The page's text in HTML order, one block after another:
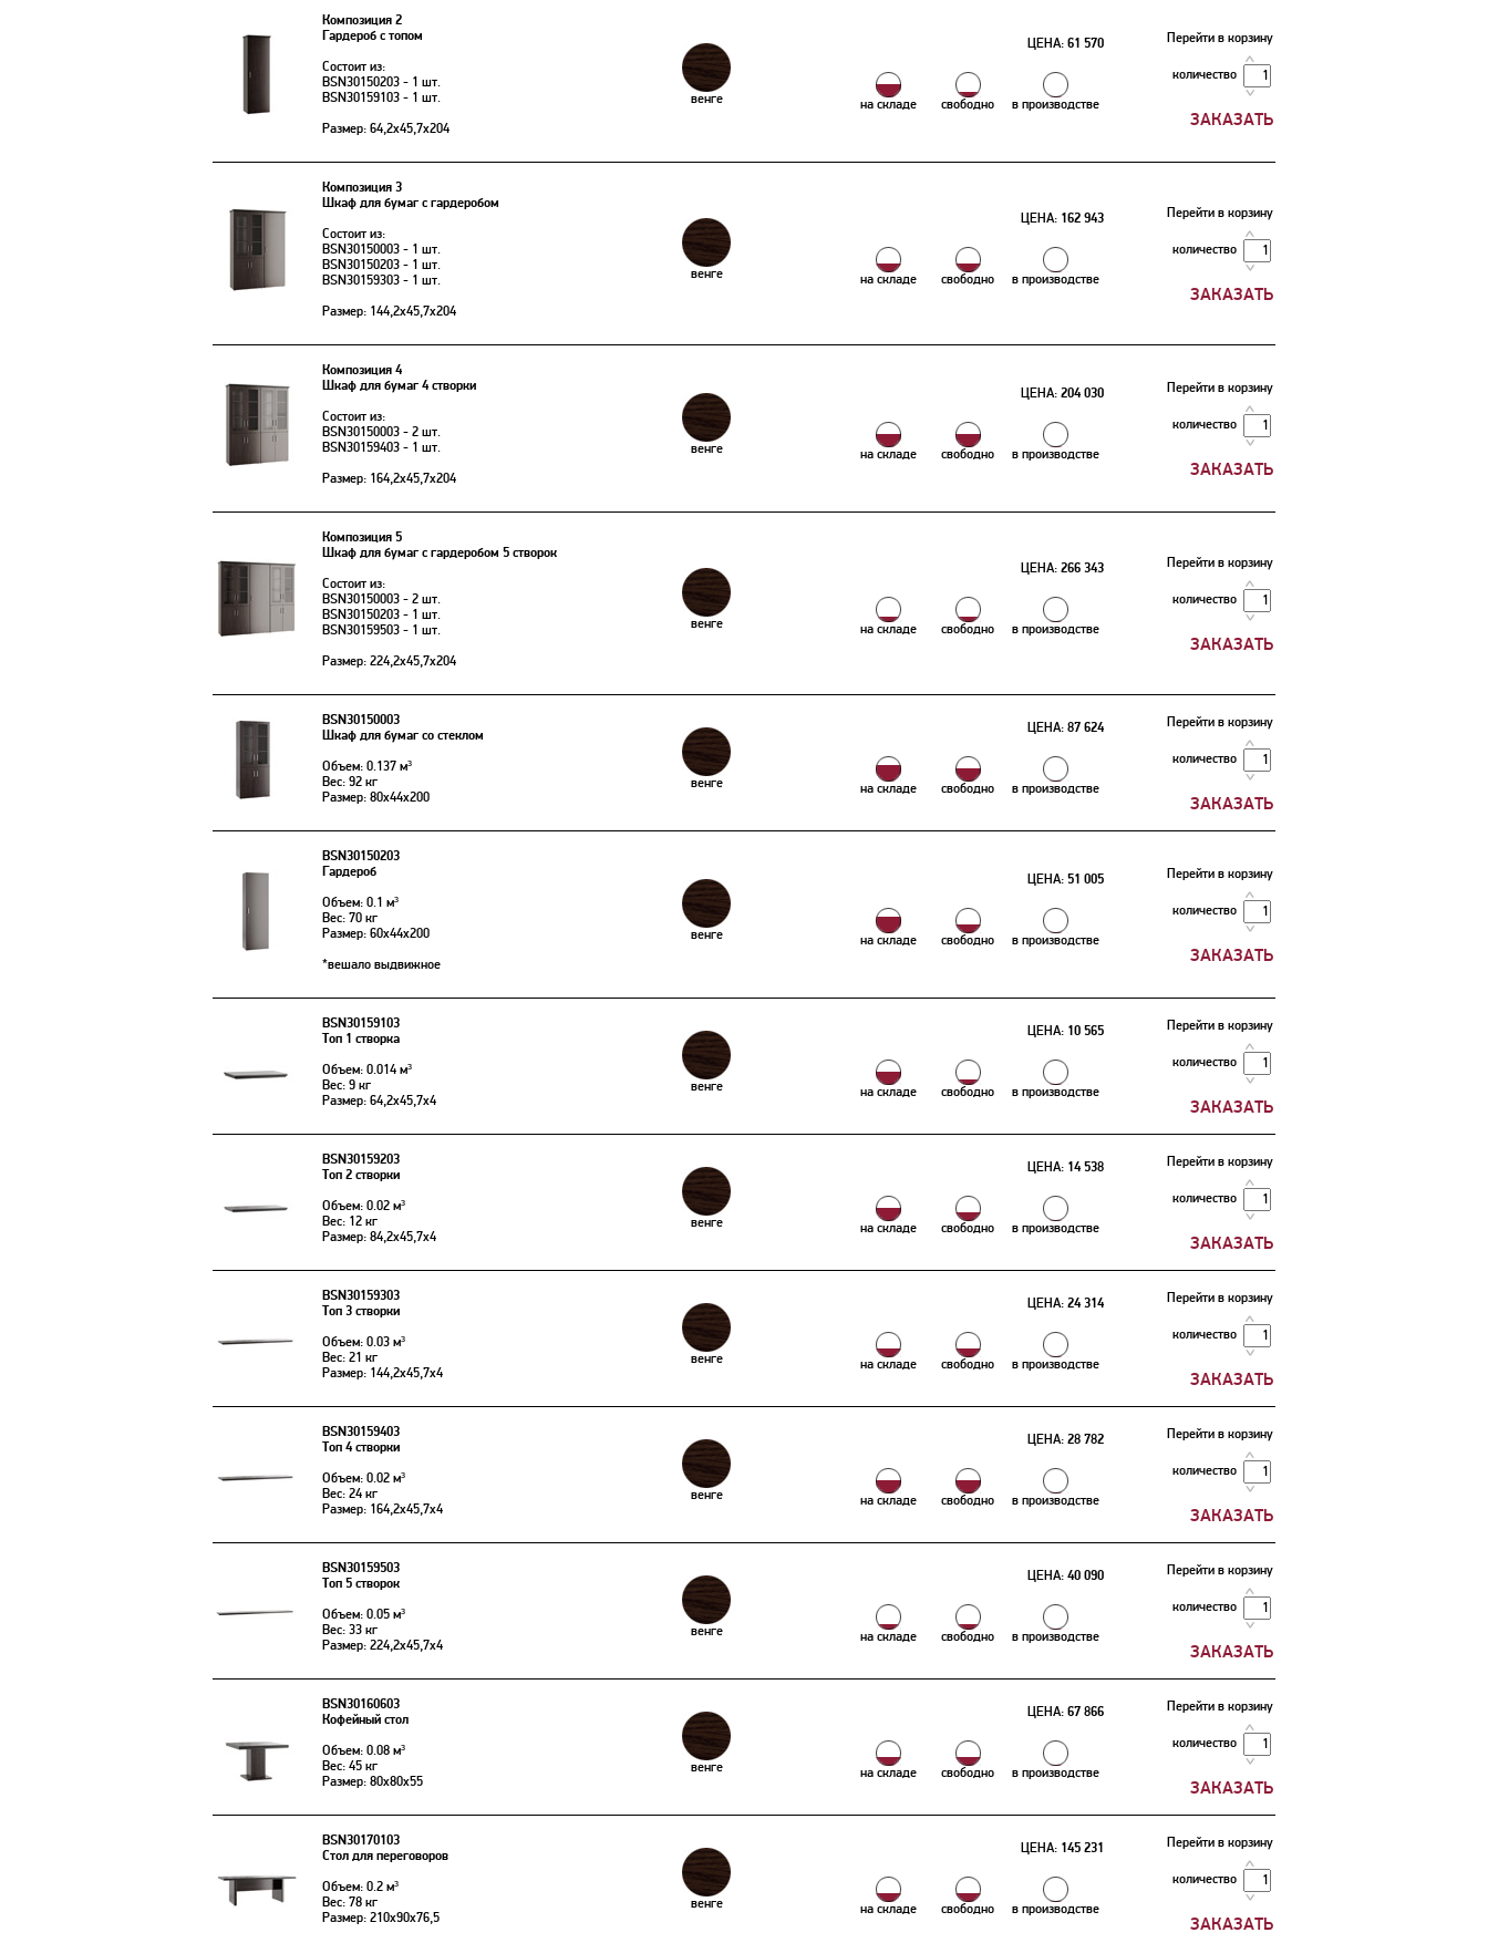
Композиция 2
Гардероб с топом
Состоит из:
BSN30150203 - 1 шт.
BSN30159103 - 1 шт.
Размер: 64,2х45,7х204
венге
ЦЕНА: 61 570
на складе свободно в производстве
Перейти в корзину
количество
Композиция 3
Шкаф для бумаг с гардеробом
Состоит из:
BSN30150003 - 1 шт.
BSN30150203 - 1 шт.
BSN30159303 - 1 шт.
Размер: 144,2х45,7х204
венге
ЦЕНА: 162 943
на складе свободно в производстве
Перейти в корзину
количество
Композиция 4
Шкаф для бумаг 4 створки
Состоит из:
BSN30150003 - 2 шт.
BSN30159403 - 1 шт.
Размер: 164,2х45,7х204
венге
ЦЕНА: 204 030
на складе свободно в производстве
Перейти в корзину
количество
Композиция 5
Шкаф для бумаг с гардеробом 5 створок
Состоит из:
BSN30150003 - 2 шт.
BSN30150203 - 1 шт.
BSN30159503 - 1 шт.
Размер: 224,2х45,7х204
венге
ЦЕНА: 266 343
на складе свободно в производстве
Перейти в корзину
количество
BSN30150003
Шкаф для бумаг со стеклом
Объем: 0.137 м³
Вес: 92 кг
Размер: 80x44x200
венге
ЦЕНА: 87 624
на складе свободно в производстве
Перейти в корзину
количество
BSN30150203
Гардероб
Объем: 0.1 м³
Вес: 70 кг
Размер: 60x44x200
*вешало выдвижное
венге
ЦЕНА: 51 005
на складе свободно в производстве
Перейти в корзину
количество
BSN30159103
Топ 1 створка
Объем: 0.014 м³
Вес: 9 кг
Размер: 64,2x45,7x4
венге
ЦЕНА: 10 565
на складе свободно в производстве
Перейти в корзину
количество
BSN30159203
Топ 2 створки
Объем: 0.02 м³
Вес: 12 кг
Размер: 84,2x45,7x4
венге
ЦЕНА: 14 538
на складе свободно в производстве
Перейти в корзину
количество
BSN30159303
Топ 3 створки
Объем: 0.03 м³
Вес: 21 кг
Размер: 144,2x45,7x4
венге
ЦЕНА: 24 314
на складе свободно в производстве
Перейти в корзину
количество
BSN30159403
Топ 4 створки
Объем: 0.02 м³
Вес: 24 кг
Размер: 164,2x45,7x4
венге
ЦЕНА: 28 782
на складе свободно в производстве
Перейти в корзину
количество
BSN30159503
Топ 5 створок
Объем: 0.05 м³
Вес: 33 кг
Размер: 224,2x45,7x4
венге
ЦЕНА: 40 090
на складе свободно в производстве
Перейти в корзину
количество
BSN30160603
Кофейный стол
Объем: 0.08 м³
Вес: 45 кг
Размер: 80x80x55
венге
ЦЕНА: 67 866
на складе свободно в производстве
Перейти в корзину
количество
BSN30170103
Стол для переговоров
Объем: 0.2 м³
Вес: 78 кг
Размер: 210x90x76,5
венге
ЦЕНА: 145 231
на складе свободно в производстве
Перейти в корзину
количество